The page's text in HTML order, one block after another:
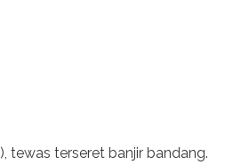
tewas terseret banjir bandang.